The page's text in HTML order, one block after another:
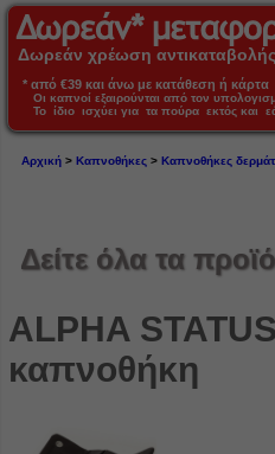
Δωρεάν χρέωση
* από €39 και άνω με κατάθεση ή
Οι καπνοί εξαιρούνται από τον
Το ίδιο ισχύει για τα πούρα εκτός και
Αρχική> Καπνοθήκες> Καπνοθήκες
Δείτε όλα τα
ALPHA
καπνοθήκη